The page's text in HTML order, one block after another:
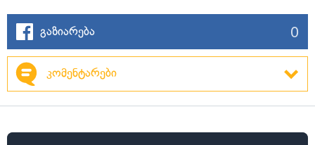
გაზიარება 0
კომენტარები